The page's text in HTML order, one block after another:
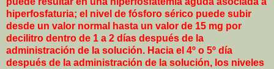
hiperfosfaturia; el nivel de fósforo sérico puede subir
desde un valor normal hasta un valor de 15 mg por
decilitro dentro de 1 a 2 días después de la
administración de la solución. Hacia el 4º o 5º día
después de la administración de la solución, los niveles